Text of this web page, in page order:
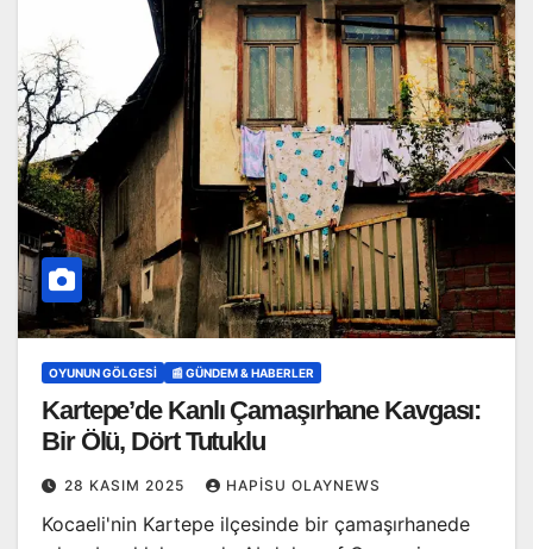
OYUNUN GÖLGESI 📰 GÜNDEM & HABERLER
Kartepe’de Kanlı Çamaşırhane Kavgası:
Bir Ölü, Dört Tutuklu
28 KASIM 2025 HAPISU OLAYNEWS
Kocaeli'nin Kartepe ilçesinde bir çamaşırhanede